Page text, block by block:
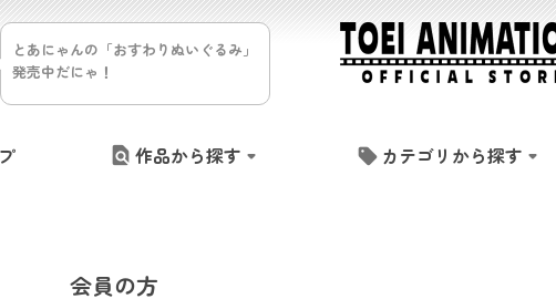
とあにゃんの「おすわりぬいぐるみ」
発売中だにゃ！
作品から探す カテゴリから探す
会員の方